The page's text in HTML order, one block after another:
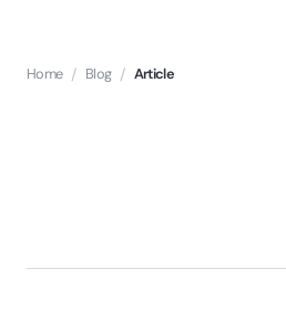
Home / Blog / Article